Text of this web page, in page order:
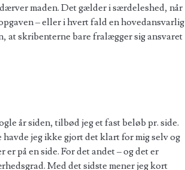
maden. Det gælder i særdeleshed, når
– eller i hvert fald en hovedansvarlig
at skribenterne bare fralægger sig ansvaret
år siden, tilbød jeg et fast beløb pr. side.
jeg ikke gjort det klart for mig selv og
på en side. For det andet – og det er
Med det sidste mener jeg kort